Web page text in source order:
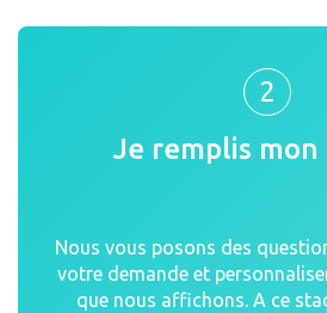
2
Je remplis mon
Nous vous posons des
votre demande et
que nous affichons. A ce